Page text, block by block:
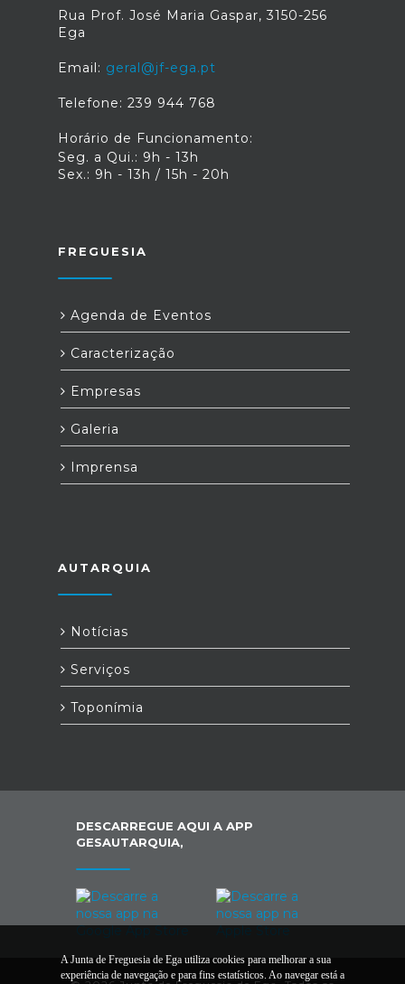
Rua Prof. José Maria Gaspar, 3150-256
Ega
Email: geral@jf-ega.pt
Telefone: 239 944 768
Horário de Funcionamento:
Seg. a Qui.: 9h - 13h
Sex.: 9h - 13h / 15h - 20h
FREGUESIA
Agenda de Eventos
Caracterização
Empresas
Galeria
Imprensa
AUTARQUIA
Notícias
Serviços
Toponímia
DESCARREGUE AQUI A APP
GESAUTARQUIA,
A Junta de Freguesia de Ega utiliza cookies para melhorar a sua
experiência de navegação e para fins estatísticos. Ao navegar está a